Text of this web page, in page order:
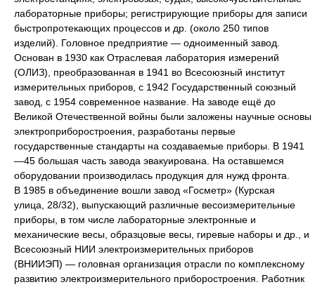
лабораторные приборы; регистрирующие приборы для записи
быстропротекающих процессов и др. (около 250 типов
изделий). Головное предприятие — одноименный завод.
Основан в 1930 как Отраслевая лаборатория измерений
(ОЛИЗ), преобразованная в 1941 во Всесоюзный институт
измерительных приборов, с 1942 Государственный союзный
завод, с 1954 современное название. На заводе ещё до
Великой Отечественной войны были заложены научные основы
электроприборостроения, разработаны первые
государственные стандарты на создаваемые приборы. В 1941
—45 большая часть завода эвакуирована. На оставшемся
оборудовании производилась продукция для нужд фронта.
В 1985 в объединение вошли завод «Госметр» (Курская
улица, 28/32), выпускающий различные весоизмерительные
приборы, в том числе лабораторные электронные и
механические весы, образцовые весы, гиревые наборы и др., и
Всесоюзный НИИ электроизмерительных приборов
(ВНИИЭП) — головная организация отрасли по комплексному
развитию электроизмерительного приборостроения. Работник